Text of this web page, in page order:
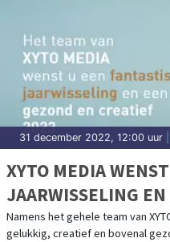
31 december 2022, 12:00 uur
XYTO MEDIA
JAARWISSELING
CREATIEF 2023
Namens het gehele team van
gelukkig, creatief en bovenal